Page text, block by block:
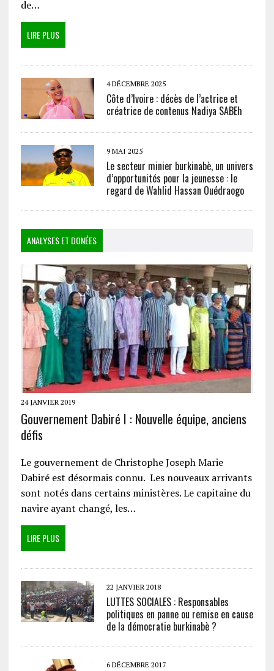
de…
LIRE PLUS
4 DÉCEMBRE 2025
Côte d’Ivoire : décès de l’actrice et
créatrice de contenus Nadiya SABEh
9 MAI 2025
Le secteur minier burkinabè, un univers
d’opportunités pour la jeunesse : le
regard de Wahlid Hassan Ouédraogo
ANALYSES ET DONÉES
24 JANVIER 2019
Gouvernement Dabiré I : Nouvelle équipe, anciens
défis
Le gouvernement de Christophe Joseph Marie
Dabiré est désormais connu. Les nouveaux arrivants
sont notés dans certains ministères. Le capitaine du
navire ayant changé, les…
LIRE PLUS
22 JANVIER 2018
LUTTES SOCIALES : Responsables
politiques en panne ou remise en cause
de la démocratie burkinabè ?
6 DÉCEMBRE 2017